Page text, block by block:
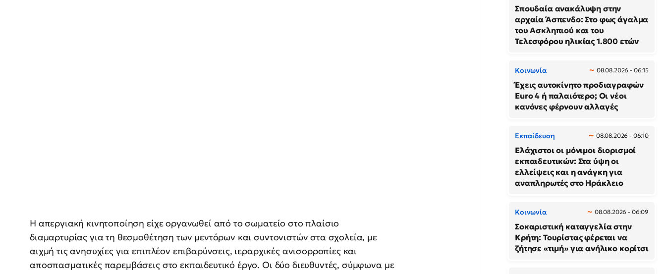
Η απεργιακή κινητοποίηση είχε οργανωθεί από το σωματείο στο πλαίσιο
διαμαρτυρίας για τη θεσμοθέτηση των μεντόρων και συντονιστών στα σχολεία, με
αιχμή τις ανησυχίες για επιπλέον επιβαρύνσεις, ιεραρχικές ανισορροπίες και
αποσπασματικές παρεμβάσεις στο εκπαιδευτικό έργο. Οι δύο διευθυντές, σύμφωνα με
Σπουδαία ανακάλυψη στην
αρχαία Άσπενδο: Στο φως άγαλμα
του Ασκληπιού και του
Τελεσφόρου ηλικίας 1.800 ετών
Κοινωνία 08.08.2026 - 06:15
Έχεις αυτοκίνητο προδιαγραφών
Euro 4 ή παλαιότερο; Οι νέοι
κανόνες φέρνουν αλλαγές
Εκπαίδευση 08.08.2026 - 06:10
Ελάχιστοι οι μόνιμοι διορισμοί
εκπαιδευτικών: Στα ύψη οι
ελλείψεις και η ανάγκη για
αναπληρωτές στο Ηράκλειο
Κοινωνία 08.08.2026 - 06:09
Σοκαριστική καταγγελία στην
Κρήτη: Τουρίστας φέρεται να
ζήτησε «τιμή» για ανήλικο κορίτσι